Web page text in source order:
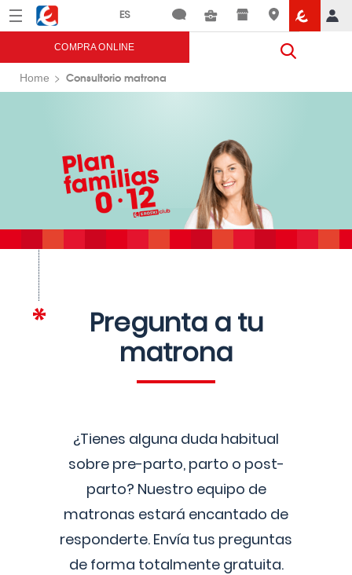
Menú Eroski
COMPRA ONLINE
Home Consultorio matrona
Pregunta a tu
matrona
¿Tienes alguna duda habitual
sobre pre-parto, parto o post-
parto? Nuestro equipo de
matronas estará encantado de
responderte. Envía tus preguntas
de forma totalmente gratuita.